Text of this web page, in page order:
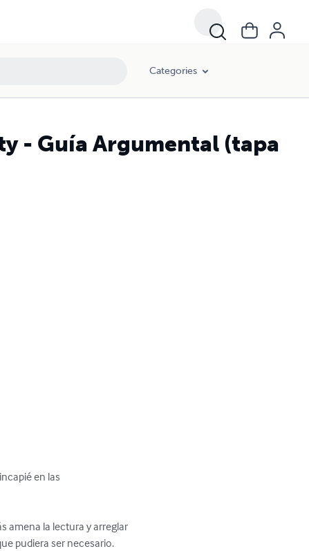
Categories
- Guía Argumental (tapa
en las
amena la lectura y arreglar
pudiera ser necesario.